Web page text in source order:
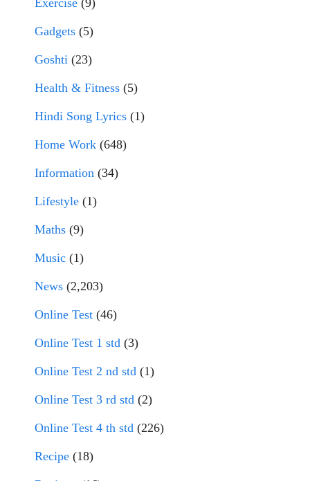
Gadgets (5)
Goshti (23)
Health & Fitness (5)
Hindi Song Lyrics (1)
Home Work (648)
Information (34)
Lifestyle (1)
Maths (9)
Music (1)
News (2,203)
Online Test (46)
Online Test 1 std (3)
Online Test 2 nd std (1)
Online Test 3 rd std (2)
Online Test 4 th std (226)
Recipe (18)